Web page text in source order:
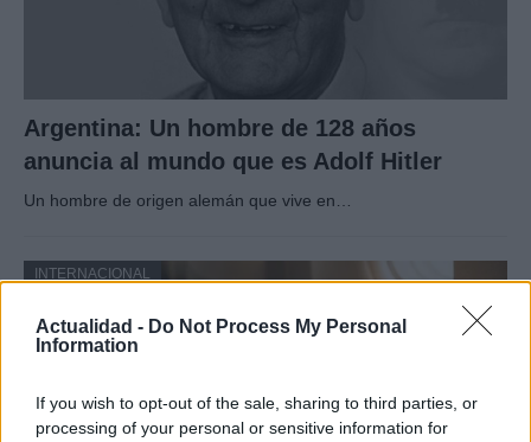
Actualidad - Do Not Process My Personal
Information
If you wish to opt-out of the sale, sharing to third parties, or
processing of your personal or sensitive information for
Argentina: Un hombre de 128 años
anuncia al mundo que es Adolf Hitler
Un hombre de origen alemán que vive en…
INTERNACIONAL